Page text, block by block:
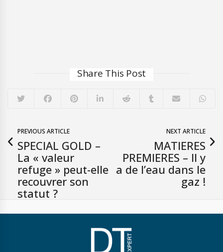
Share This Post
PREVIOUS ARTICLE
SPECIAL GOLD –
La « valeur
refuge » peut-elle
recouvrer son
statut ?
NEXT ARTICLE
MATIERES
PREMIERES – Il y
a de l’eau dans le
gaz !